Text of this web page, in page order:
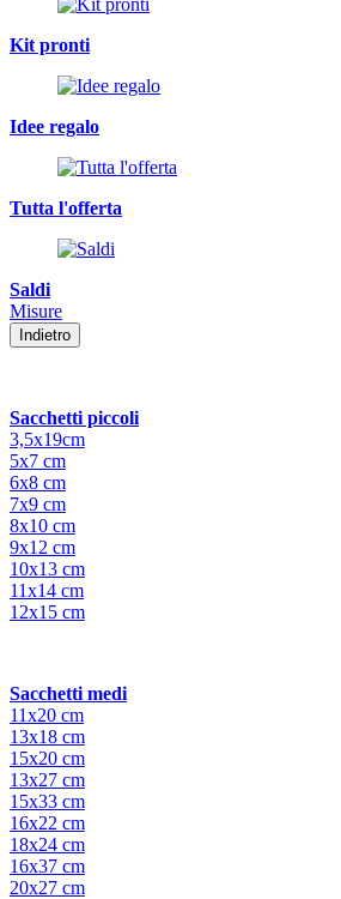
Kit pronti
Idee regalo
Tutta l'offerta
Saldi
Misure
Indietro
Sacchetti piccoli
3,5x19cm
5x7 cm
6x8 cm
7x9 cm
8x10 cm
9x12 cm
10x13 cm
11x14 cm
12x15 cm
Sacchetti medi
11x20 cm
13x18 cm
15x20 cm
13x27 cm
15x33 cm
16x22 cm
18x24 cm
16x37 cm
20x27 cm